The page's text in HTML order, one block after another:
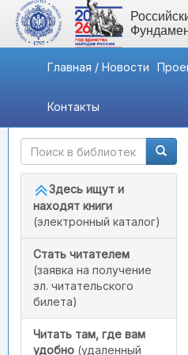
Главная / Новости
Контакты
Быстрый доступ
Здесь ищут и
находят книги
(электронный каталог)
Стать читателем
(заявка на получение
эл. читательского
билета)
Читать там, где вам
удобно (удаленный